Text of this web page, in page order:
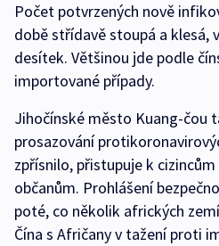
Počet potvrzených nově
době střídavě stoupá a klesá,
desítek. Většinou jde podle
importované případy.
Jihočínské město Kuang-čou
prosazování
zpřísnilo, přistupuje k
občanům. Prohlášení
poté, co několik afrických
Čína s Afričany v tažení proti